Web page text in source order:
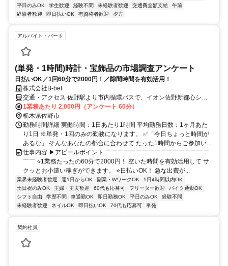
平日のみOK
学生歓迎 経験不問 未経験者歓迎 交通費全額支給
午前
経験者歓迎
即日払いOK 有資格者歓迎 夕方
アルバイト・パート
(単発・1時間)時計・宝飾品の市場調査アンケート
日払いOK／1回60分で2000円！／隙間時間を有効活用！
株式会社B-bet
交通・アクセス 佐野駅より市内循環バスで、イオン佐野新都心ショ
ッピングセンター下車後徒歩3分
1業務あたり 2,000円（アンケート 60分）
栃木県佐野市
勤務時間詳細 実働時間：1日あたり1時間 平均勤務日数：1ヶ月あた
り1日 ※単発・1回のみの勤務になります。 ✅「今日ちょっと時間が
あるな」 そんなあなたの都合に合わせて たった1時間からご参加い...
仕事内容 ▶アピールポイント ￣￣￣￣￣￣￣￣￣￣￣￣￣￣￣￣￣
￣￣ ⭐1業務たったの60分で2000円！ 空いた時間を有効活用して サ
クッとお小遣い稼ぎができます。 ⭐日払いOK！ 急な出費が...
業界未経験者歓迎 週1日からOK 副業・WワークOK
1日4時間以内OK
土日祝のみOK
主婦・主夫歓迎 60代も応募可 フリーター歓迎
バイク通勤OK
シフト自由
学歴不問 車通勤OK 即日勤務OK 平日のみOK
経験不問
未経験者歓迎
ネイルOK 即日払いOK 70代も応募可 単発
契約社員